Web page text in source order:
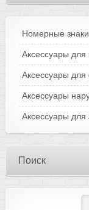
Номерные знаки
Аксессуары
Аксессуары
Аксессуары
Аксессуары
Поиск